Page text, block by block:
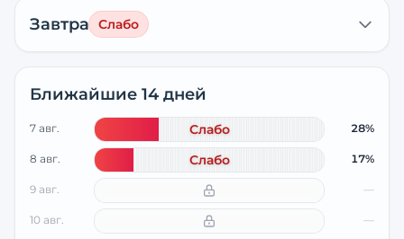
Завтра Слабо
Ближайшие 14 дней
7 авг. Слабо 28%
8 авг. Слабо 17%
9 авг. —
10 авг. —